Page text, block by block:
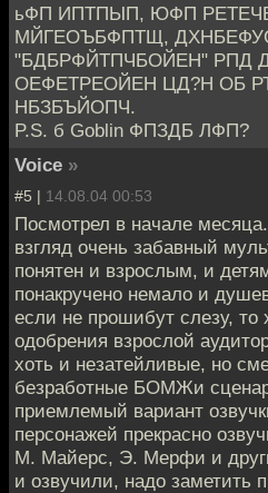
ьФП ИПТПЫП, ЮФП
МЙГЕОЪБФПТЩ,
"БДБРФЙТПЧБОЙЕН" РПД
ОЕФЕТРЕОЙЕН ЦД?Н ОБ
НБЗБЪЙОПЧ.
P.S. б Goblin ФПЗДБ ЛФП?
Voice »
#5 | 14.08.04 00:53
Посмотрел в начале
взгляд очень забавный
понятен и взрослым, и
понакручено немало и
если не прошибут слезу, то
одобрения взрослой
хоть и незатейливые, но
безработные БОМЖи
приемлемый вариант
персонажей прекрасно
М. Майерс, Э. Мерфи и
и озвучили, надо заметить